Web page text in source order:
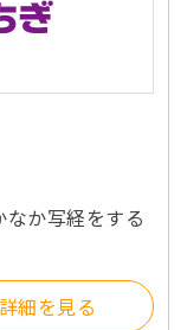
か写経をする
詳細を見る